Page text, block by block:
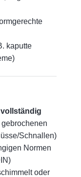
kaputte
Schnallen)
Normen
oder